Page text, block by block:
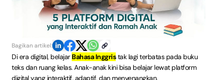
Bagikan artikel:
Di era digital, belajar Bahasa Inggristak lagi terbatas pada buku
teks dan ruang kelas. Anak-anak kini bisa belajar lewat platform
digital yang interaktif, adaptif, dan menyenangkan.